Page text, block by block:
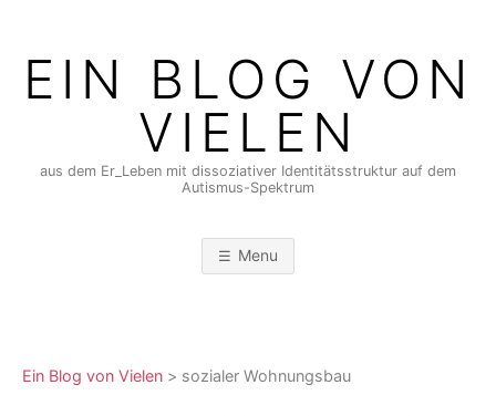
contentEIN BLOG VON
VIELEN
aus dem Er_Leben mit dissoziativer Identitätsstruktur auf dem
Autismus-Spektrum
Menu
Ein Blog von Vielen > sozialer Wohnungsbau